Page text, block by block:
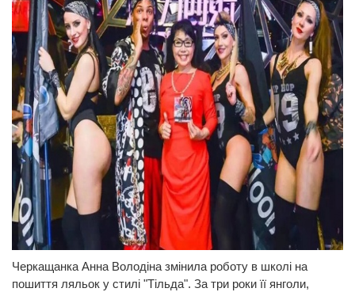
Черкащанка Анна Володіна змінила роботу в школі на
пошиття ляльок у стилі "Тільда". За три роки її янголи,